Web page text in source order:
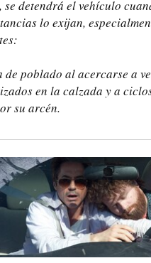
se detendrá el vehículo
lo exijan,
de poblado al acercarse a
en la calzada y a
su arcén.